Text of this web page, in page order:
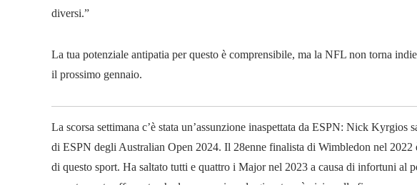
diversi.”
La tua potenziale antipatia per questo è comprensibile, ma la NFL non torna
il prossimo gennaio.
La scorsa settimana c’è stata un’assunzione inaspettata da ESPN: Nick Kyrgios
di ESPN degli Australian Open 2024. Il 28enne finalista di Wimbledon nel
di questo sport. Ha saltato tutti e quattro i Major nel 2023 a causa di infortuni al